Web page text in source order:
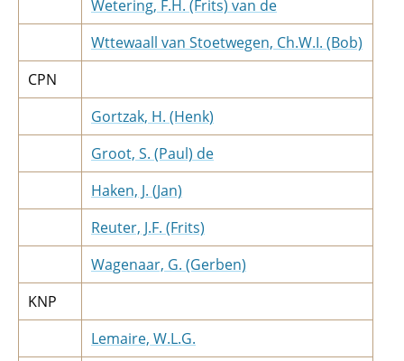
Wetering, F.H. (Frits) van de
Wttewaall van Stoetwegen, Ch.W.I. (Bob)
CPN
Gortzak, H. (Henk)
Groot, S. (Paul) de
Haken, J. (Jan)
Reuter, J.F. (Frits)
Wagenaar, G. (Gerben)
KNP
Lemaire, W.L.G.